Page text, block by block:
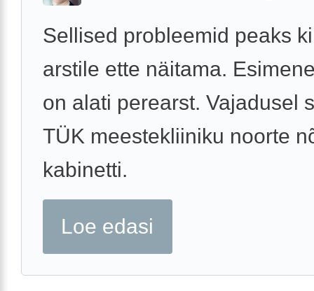
Sellised probleemid peaks
arstile ette näitama.
on alati perearst. Vajadusel
TÜK meestekliiniku noorte
kabinetti.
Loe edasi